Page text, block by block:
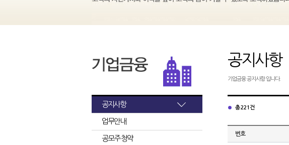
공지사항
업무안내
공모주 청약
공지사항
기업금융 공지사항 입니다.
총 221건
번호